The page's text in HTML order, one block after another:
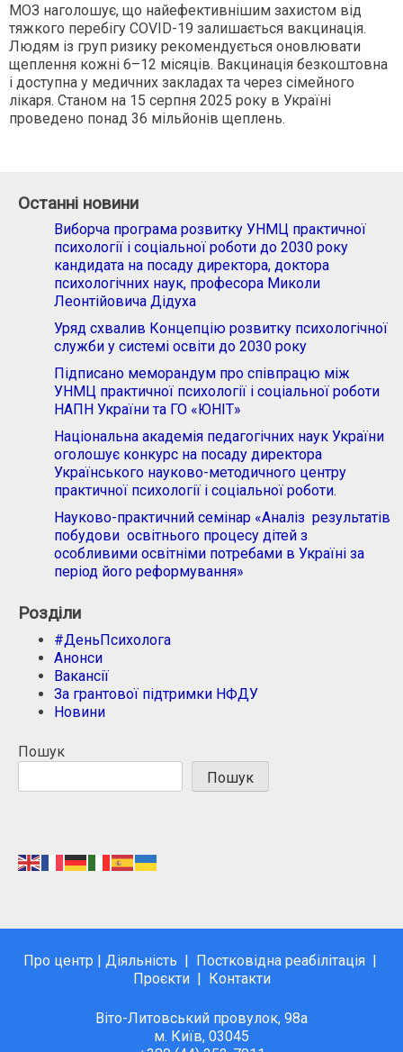
МОЗ наголошує, що найефективнішим захистом від
тяжкого перебігу COVID-19 залишається вакцинація.
Людям із груп ризику рекомендується оновлювати
щеплення кожні 6–12 місяців. Вакцинація безкоштовна
і доступна у медичних закладах та через сімейного
лікаря. Станом на 15 серпня 2025 року в Україні
проведено понад 36 мільйонів щеплень.
Останні новини
Виборча програма розвитку УНМЦ практичної
психології і соціальної роботи до 2030 року
кандидата на посаду директора, доктора
психологічних наук, професора Миколи
Леонтійовича Дідуха
Уряд схвалив Концепцію розвитку психологічної
служби у системі освіти до 2030 року
Підписано меморандум про співпрацю між
УНМЦ практичної психології і соціальної роботи
НАПН України та ГО «ЮНІТ»
Національна академія педагогічних наук України
оголошує конкурс на посаду директора
Українського науково-методичного центру
практичної психології і соціальної роботи.
Науково-практичний семінар «Аналіз результатів
побудови освітнього процесу дітей з
особливими освітніми потребами в Україні за
період його реформування»
Розділи
#ДеньПсихолога
Анонси
Вакансії
За грантової підтримки НФДУ
Новини
Пошук
Пошук
Про центр | Діяльність | Постковідна реабілітація|
Проєкти| Контакти
Віто-Литовський провулок, 98а
м. Київ, 03045